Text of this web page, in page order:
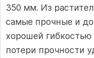
350 мм. Из
самые прочные и
хорошей гибкостью
потери прочности